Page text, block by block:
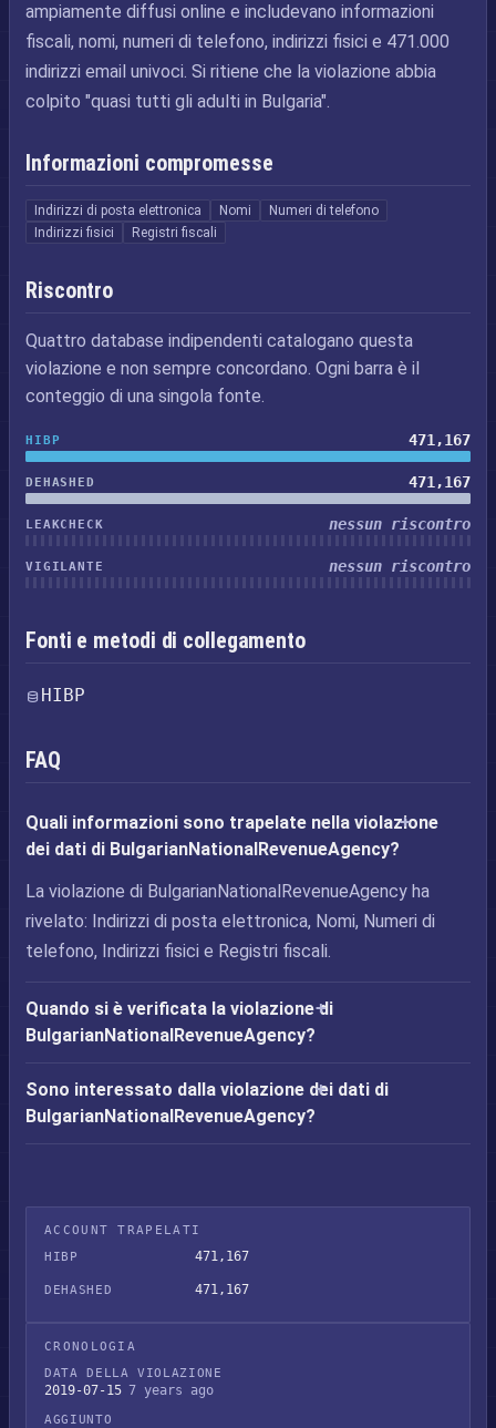
ampiamente diffusi online e includevano informazioni
fiscali, nomi, numeri di telefono, indirizzi fisici e 471.000
indirizzi email univoci. Si ritiene che la violazione abbia
colpito "quasi tutti gli adulti in Bulgaria".
Informazioni compromesse
Indirizzi di posta elettronica Nomi
Numeri di telefono
Indirizzi fisici
Registri fiscali
Riscontro
Quattro database indipendenti catalogano questa
violazione e non sempre concordano. Ogni barra è il
conteggio di una singola fonte.
HIBP 471,167
DEHASHED 471,167
LEAKCHECK nessun riscontro
VIGILANTE nessun riscontro
Fonti e metodi di collegamento
HIBP
FAQ
Quali informazioni sono trapelate nella violazione
dei dati di BulgarianNationalRevenueAgency?
La violazione di BulgarianNationalRevenueAgency ha
rivelato: Indirizzi di posta elettronica, Nomi, Numeri di
telefono, Indirizzi fisici e Registri fiscali.
Quando si è verificata la violazione di
BulgarianNationalRevenueAgency?
Sono interessato dalla violazione dei dati di
BulgarianNationalRevenueAgency?
ACCOUNT TRAPELATI
HIBP
471,167
DEHASHED 471,167
CRONOLOGIA
DATA DELLA VIOLAZIONE
2019-07-15 7 years ago
AGGIUNTO